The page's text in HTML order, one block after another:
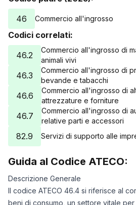
46
Commercio all'ingrosso
Codici correlati:
46.2
Commercio all'ingrosso di
animali vivi
46.3
Commercio all'ingrosso di
bevande e tabacchi
46.6
Commercio all'ingrosso di
attrezzature e forniture
46.7
Commercio all'ingrosso di
relative parti e accessori
82.9 Servizi di supporto alle
Guida al Codice ATECO:
Descrizione Generale
Il codice ATECO 46.4 si riferisce al
beni di consumo, un settore vitale